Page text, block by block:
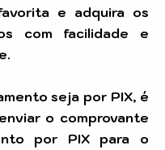
e adquira os
com facilidade e
seja por PIX, é
o comprovante
por PIX para o